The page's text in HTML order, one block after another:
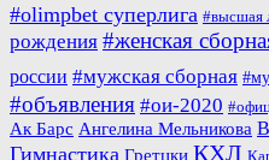
#olimpbet суперлига #высшая
рождения #женская
россии #мужская сборная
#объявления #ои-2020
Ак Барс Ангелина Мельникова
Гимнастика Гретцки КХЛ